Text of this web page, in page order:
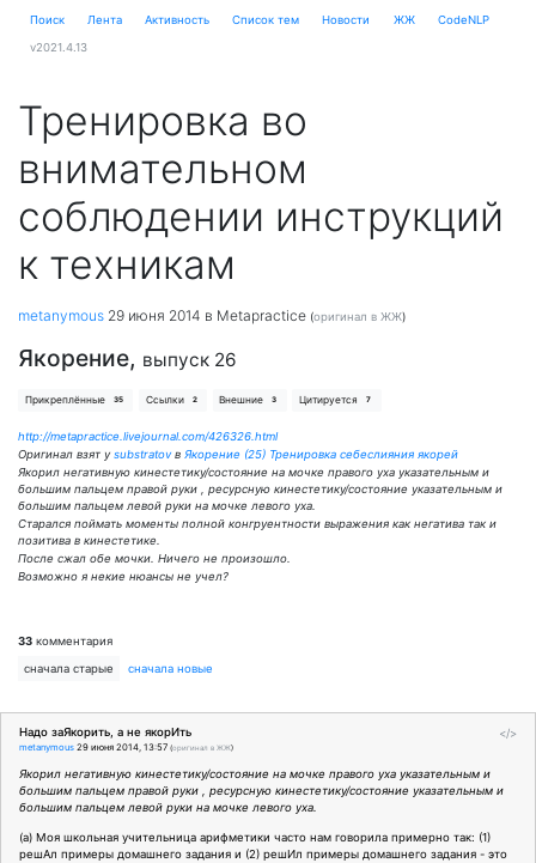
Поиск Лента Активность Cписок тем Новости ЖЖ CodeNLP
v2021.4.13
Тренировка во
внимательном
соблюдении инструкций
к техникам
metanymous 29 июня 2014 в Metapractice (оригинал в ЖЖ)
Якорение, выпуск 26
Прикреплённые 35 Ссылки 2 Внешние 3 Цитируется 7
http://metapractice.livejournal.com/426326.html
Оригинал взят у substratovв Якорение (25) Тренировка себеслияния якорей
Якорил негативную кинестетику/состояние на мочке правого уха указательным и
большим пальцем правой руки , ресурсную кинестетику/состояние указательным и
большим пальцем левой руки на мочке левого уха.
Старался поймать моменты полной конгруентности выражения как негатива так и
позитива в кинестетике.
После сжал обе мочки. Ничего не произошло.
Возможно я некие нюансы не учел?
33 комментария
сначала старые сначала новые
</>
Надо заЯкорить, а не якорИть
metanymous 29 июня 2014, 13:57 (оригинал в ЖЖ)
Якорил негативную кинестетику/состояние на мочке правого уха указательным и
большим пальцем правой руки , ресурсную кинестетику/состояние указательным и
большим пальцем левой руки на мочке левого уха.
(а) Моя школьная учительница арифметики часто нам говорила примерно так: (1)
решАл примеры домашнего задания и (2) решИл примеры домашнего задания - это